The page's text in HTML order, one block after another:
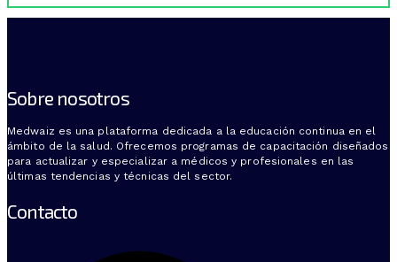
Sobre nosotros
Medwaiz es una plataforma dedicada a la educación continua en el
ámbito de la salud. Ofrecemos programas de capacitación diseñados
para actualizar y especializar a médicos y profesionales en las
últimas tendencias y técnicas del sector.
Contacto